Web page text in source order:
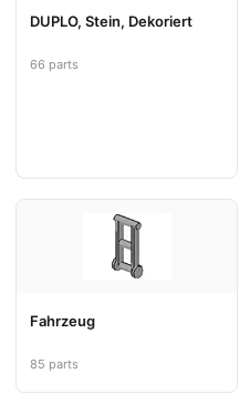
DUPLO, Stein, Dekoriert
66 parts
Fahrzeug
85 parts